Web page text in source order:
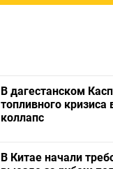
В дагестанском
топливного
коллапс
В Китае начали